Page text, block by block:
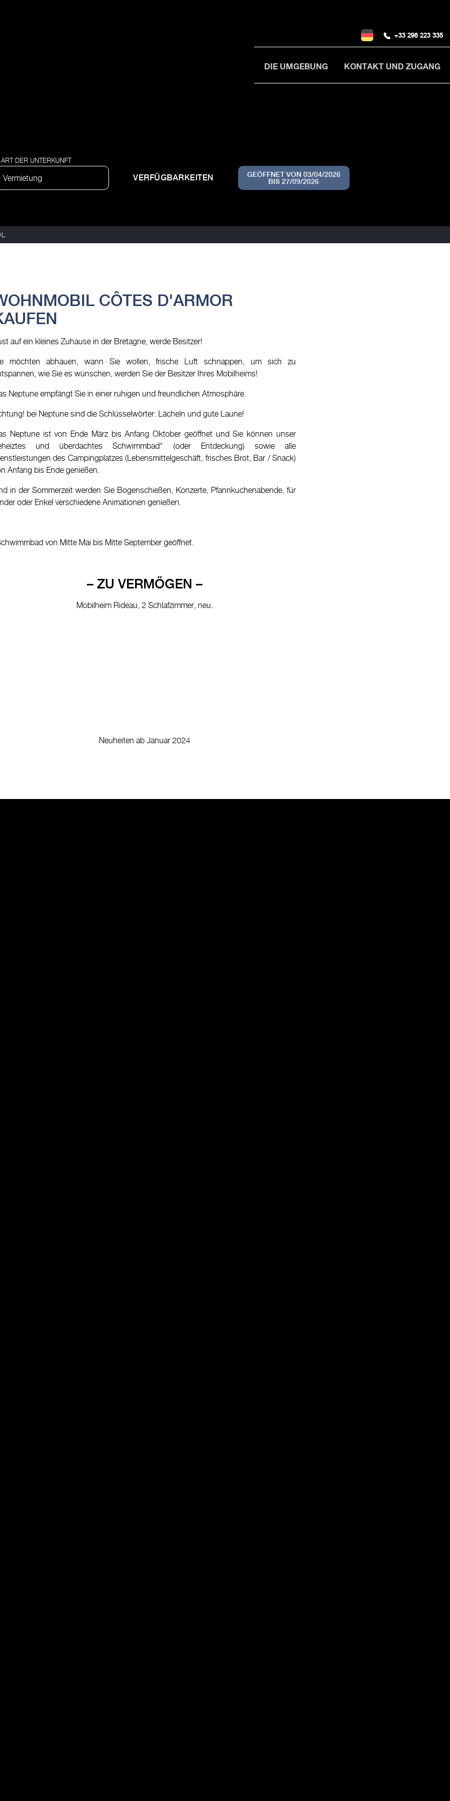
+33 296 223 335
DIE UMGEBUNG KONTAKT UND ZUGANG
ART DER UNTERKUNFT
GEÖFFNET VON 03/04/2026
BIS 27/09/2026
CÔTES D'ARMOR
auf ein kleines Zuhause in der Bretagne, werde Besitzer!
möchten abhauen, wann Sie wollen, frische Luft schnappen, um sich zu
wie Sie es wünschen, werden Sie der Besitzer Ihres Mobilheims!
Neptune empfängt Sie in einer ruhigen und freundlichen Atmosphäre.
bei Neptune sind die Schlüsselwörter: Lächeln und gute Laune!
Neptune ist von Ende März bis Anfang Oktober geöffnet und Sie können unser
und überdachtes Schwimmbad* (oder Entdeckung) sowie alle
des Campingplatzes (Lebensmittelgeschäft, frisches Brot, Bar / Snack)
Anfang bis Ende genießen.
in der Sommerzeit werden Sie Bogenschießen, Konzerte, Pfannkuchenabende, für
oder Enkel verschiedene Animationen genießen.
von Mitte Mai bis Mitte September geöffnet.
– ZU VERMÖGEN –
Mobilheim Rideau, 2 Schlafzimmer, neu.
Neuheiten ab Januar 2024